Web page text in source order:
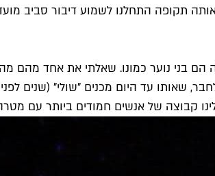
בני נוער כמונו. שאלתי את אחד מהם
שאותו עד היום מכנים "שולי" (שנים
קבוצה של אנשים חמודים ביותר עם